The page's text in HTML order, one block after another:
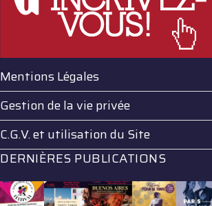
Mentions Légales
Gestion de la vie privée
C.G.V. et utilisation du Site
DERNIÈRES PUBLICATIONS